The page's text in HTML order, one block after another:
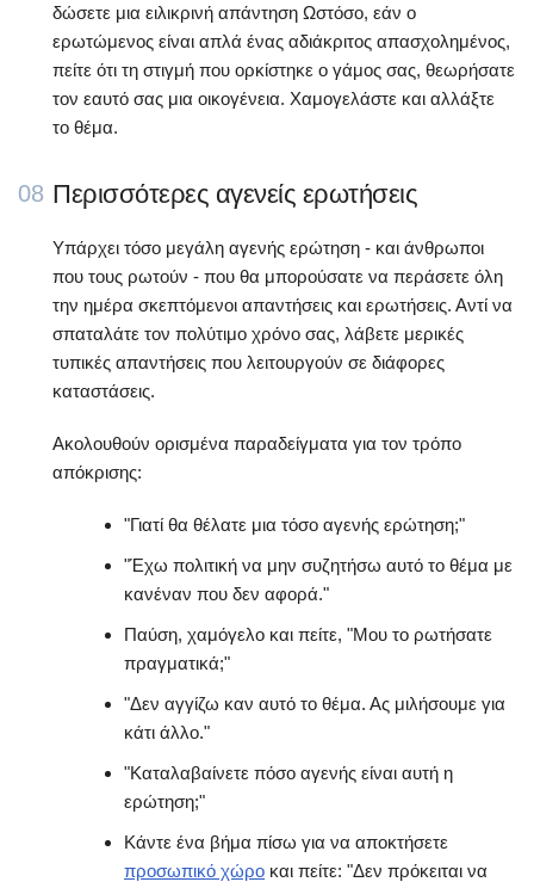
δώσετε μια ειλικρινή απάντηση Ωστόσο, εάν ο
ερωτώμενος είναι απλά ένας αδιάκριτος απασχολημένος,
πείτε ότι τη στιγμή που ορκίστηκε ο γάμος σας, θεωρήσατε
τον εαυτό σας μια οικογένεια. Χαμογελάστε και αλλάξτε
το θέμα.
08 Περισσότερες αγενείς ερωτήσεις
Υπάρχει τόσο μεγάλη αγενής ερώτηση - και άνθρωποι
που τους ρωτούν - που θα μπορούσατε να περάσετε όλη
την ημέρα σκεπτόμενοι απαντήσεις και ερωτήσεις. Αντί να
σπαταλάτε τον πολύτιμο χρόνο σας, λάβετε μερικές
τυπικές απαντήσεις που λειτουργούν σε διάφορες
καταστάσεις.
Ακολουθούν ορισμένα παραδείγματα για τον τρόπο
απόκρισης:
"Γιατί θα θέλατε μια τόσο αγενής ερώτηση;"
"Έχω πολιτική να μην συζητήσω αυτό το θέμα με
κανέναν που δεν αφορά."
Παύση, χαμόγελο και πείτε, "Μου το ρωτήσατε
πραγματικά;"
"Δεν αγγίζω καν αυτό το θέμα. Ας μιλήσουμε για
κάτι άλλο."
"Καταλαβαίνετε πόσο αγενής είναι αυτή η
ερώτηση;"
Κάντε ένα βήμα πίσω για να αποκτήσετε
προσωπικό χώρο και πείτε: "Δεν πρόκειται να